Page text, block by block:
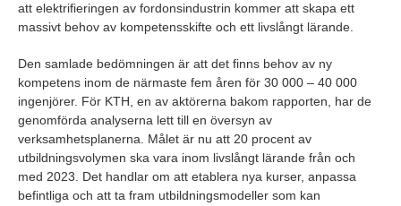
att elektrifieringen av fordonsindustrin kommer att skapa ett
massivt behov av kompetensskifte och ett livslångt lärande.
Den samlade bedömningen är att det finns behov av ny
kompetens inom de närmaste fem åren för 30 000 – 40 000
ingenjörer. För KTH, en av aktörerna bakom rapporten, har de
genomförda analyserna lett till en översyn av
verksamhetsplanerna. Målet är nu att 20 procent av
utbildningsvolymen ska vara inom livslångt lärande från och
med 2023. Det handlar om att etablera nya kurser, anpassa
befintliga och att ta fram utbildningsmodeller som kan